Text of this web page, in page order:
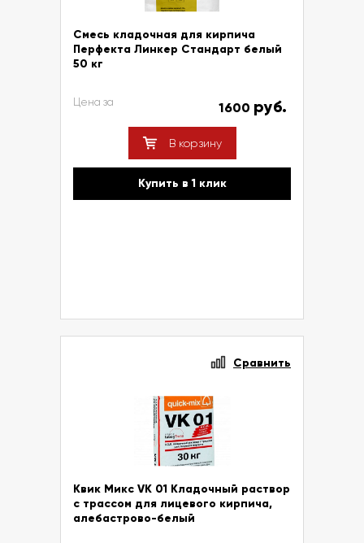
Смесь кладочная для кирпича
Перфекта Линкер Стандарт белый
50 кг
Цена за 1600 руб.
В корзину
Купить в 1 клик
Сравнить
Квик Микс VK 01 Кладочный раствор
с трассом для лицевого кирпича,
алебастрово-белый